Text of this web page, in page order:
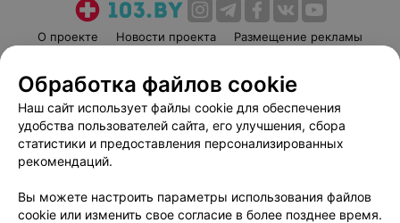
О проекте Новости проекта
Размещение рекламы
Пользовательское соглашение
Способы оплаты
Вакансии
Партнеры
Написать руководителю 103.by
Обработка персональных данных
Обработка файлов cookie
Наш сайт использует файлы cookie для обеспечения
удобства пользователей сайта, его улучшения, сбора
статистики и предоставления персонализированных
рекомендаций.
Вы можете настроить параметры использования файлов
cookie или изменить свое согласие в более позднее время.